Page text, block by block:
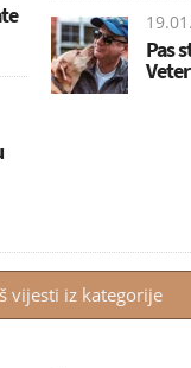
Pas
vijesti iz kategorije